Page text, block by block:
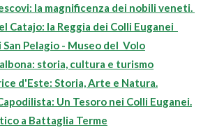
la magnificenza dei nobili veneti.
Catajo: la Reggia dei Colli Euganei
San Pelagio - Museo del Volo
storia, cultura e turismo
d'Este: Storia, Arte e Natura.
Un Tesoro nei Colli Euganei.
a Battaglia Terme